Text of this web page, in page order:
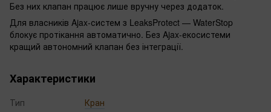
Без них клапан працює лише вручну через додаток.
Для власників Ajax-систем з LeaksProtect — WaterStop
блокує протікання автоматично. Без Ajax-екосистеми
кращий автономний клапан без інтеграції.
Характеристики
Тип
Кран